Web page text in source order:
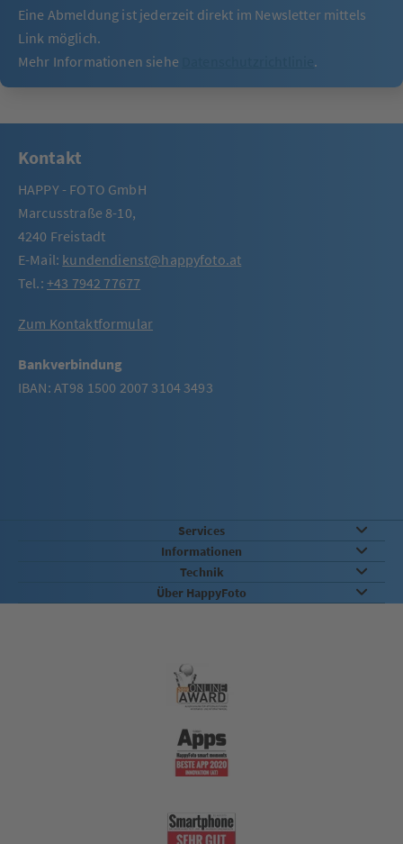
Eine Abmeldung ist jederzeit direkt im Newsletter mittels
Link möglich.
Mehr Informationen siehe
.
Kontakt
HAPPY - FOTO GmbH
Marcusstraße 8-10,
4240 Freistadt
E-Mail: kundendienst@happyfoto.at
Tel.: +43 7942 77677
Zum Kontaktformular
Bankverbindung
IBAN: AT98 1500 2007 3104 3493
Services
Informationen
Technik
Über HappyFoto